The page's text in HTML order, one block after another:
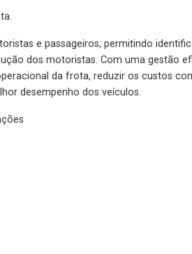
e passageiros, permitindo
dos motoristas. Com uma gestão
da frota, reduzir os custos
desempenho dos veículos.